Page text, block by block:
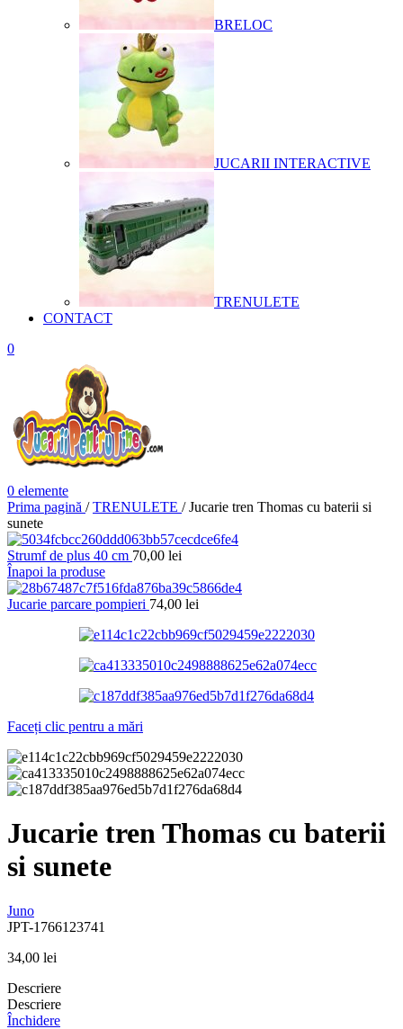
BRELOC
JUCARII INTERACTIVE
TRENULETE
CONTACT
0
0 elemente
Prima pagină / TRENULETE / Jucarie tren Thomas cu baterii si
sunete
Strumf de plus 40 cm 70,00 lei
Înapoi la produse
Jucarie parcare pompieri 74,00 lei
Faceți clic pentru a mări
Jucarie tren Thomas cu baterii
si sunete
Juno
JPT-1766123741
34,00 lei
Descriere
Descriere
Închidere